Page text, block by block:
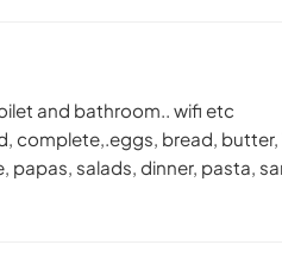
and bathroom.. wifi etc
complete,.eggs, bread,
papas, salads, dinner, pasta,